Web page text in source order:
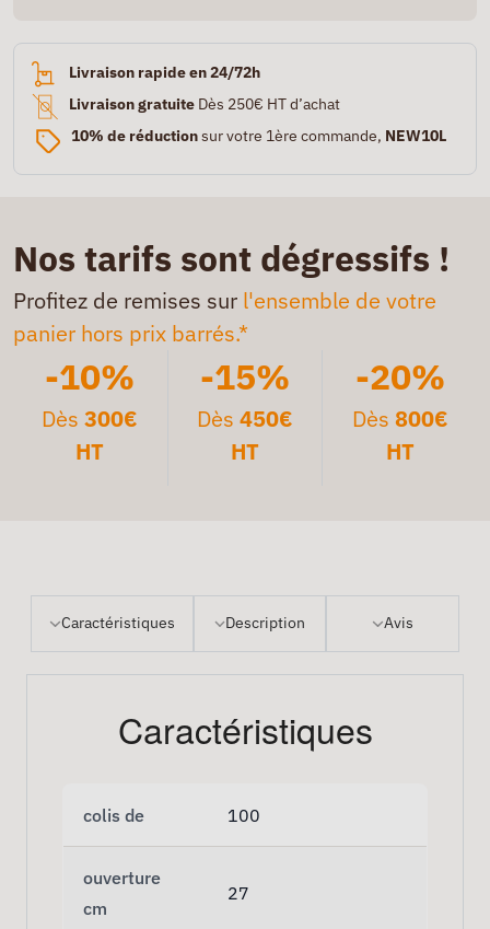
Livraison rapide en 24/72h
Livraison gratuite Dès 250€ HT d’achat
10% de réductionsur votre 1ère commande, NEW10L
Nos tarifs sont dégressifs !
Profitez de remises sur l'ensemble de votre
panier hors prix barrés.*
-10%
Dès300€
HT
-15%
Dès 450€
HT
-20%
Dès 800€
HT
Caractéristiques Description Avis
Caractéristiques
colis de 100
ouverture
cm
27